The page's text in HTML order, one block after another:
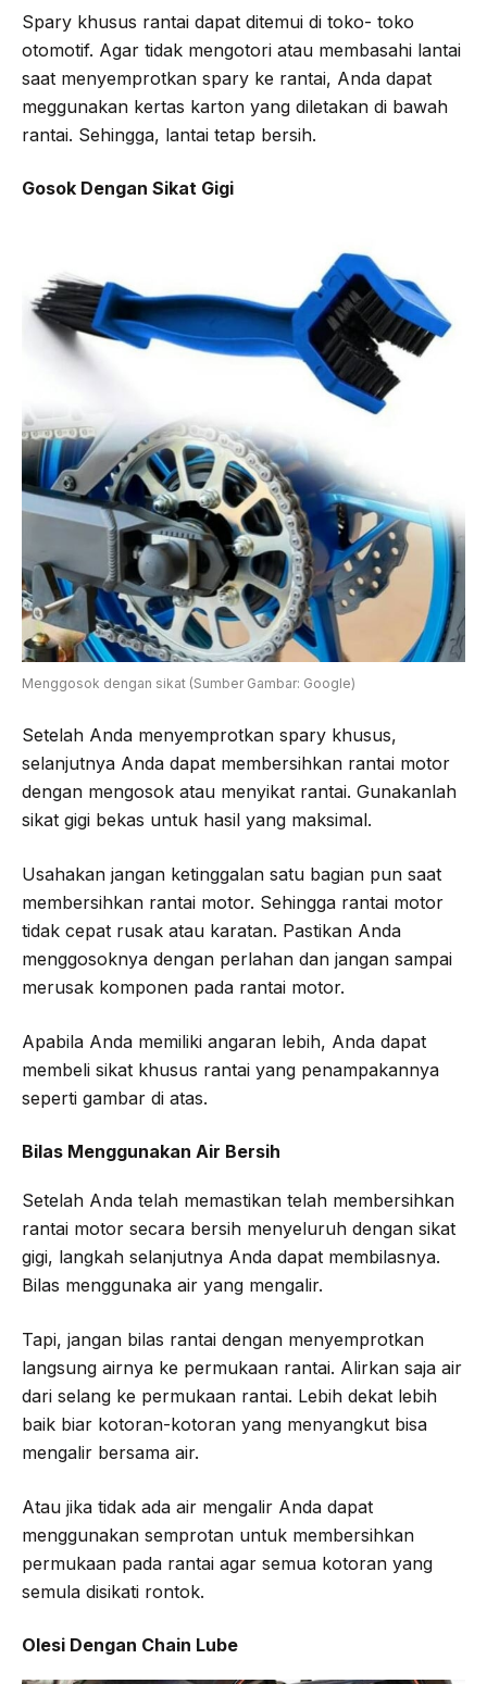
Spary khusus rantai dapat ditemui di toko- toko
otomotif. Agar tidak mengotori atau membasahi lantai
saat menyemprotkan spary ke rantai, Anda dapat
meggunakan kertas karton yang diletakan di bawah
rantai. Sehingga, lantai tetap bersih.
Gosok Dengan Sikat Gigi
Menggosok dengan sikat (Sumber Gambar: Google)
Setelah Anda menyemprotkan spary khusus,
selanjutnya Anda dapat membersihkan rantai motor
dengan mengosok atau menyikat rantai. Gunakanlah
sikat gigi bekas untuk hasil yang maksimal.
Usahakan jangan ketinggalan satu bagian pun saat
membersihkan rantai motor. Sehingga rantai motor
tidak cepat rusak atau karatan. Pastikan Anda
menggosoknya dengan perlahan dan jangan sampai
merusak komponen pada rantai motor.
Apabila Anda memiliki angaran lebih, Anda dapat
membeli sikat khusus rantai yang penampakannya
seperti gambar di atas.
Bilas Menggunakan Air Bersih
Setelah Anda telah memastikan telah membersihkan
rantai motor secara bersih menyeluruh dengan sikat
gigi, langkah selanjutnya Anda dapat membilasnya.
Bilas menggunaka air yang mengalir.
Tapi, jangan bilas rantai dengan menyemprotkan
langsung airnya ke permukaan rantai. Alirkan saja air
dari selang ke permukaan rantai. Lebih dekat lebih
baik biar kotoran-kotoran yang menyangkut bisa
mengalir bersama air.
Atau jika tidak ada air mengalir Anda dapat
menggunakan semprotan untuk membersihkan
permukaan pada rantai agar semua kotoran yang
semula disikati rontok.
Olesi Dengan Chain Lube